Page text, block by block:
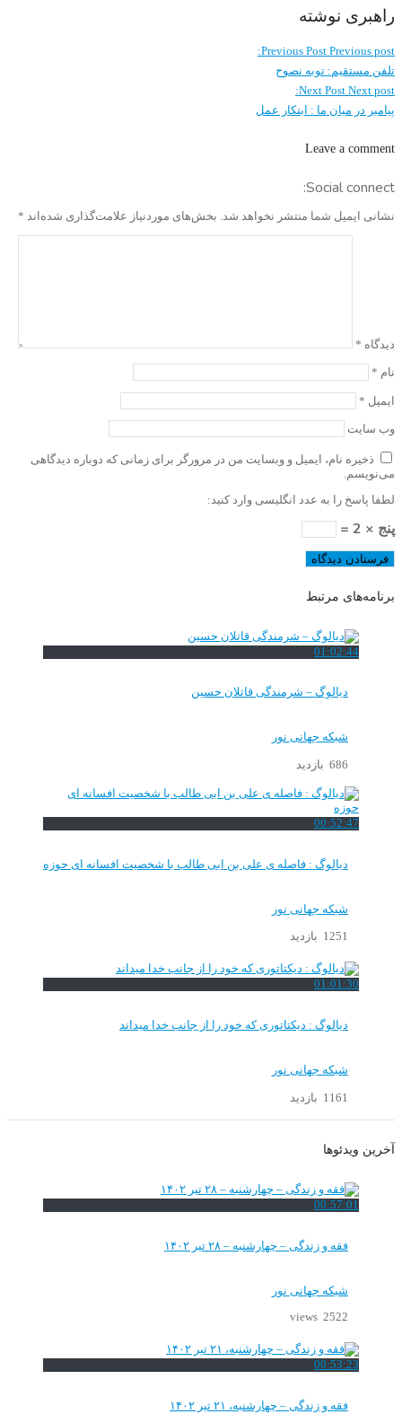
راهبری نوشته
Previous Post Previous post:
تلفن مستقیم: توبه نصوح
Next Post Next post:
پیامبر در میان ما : ابتکار عمل
Leave a comment
Social connect:
نشانی ایمیل شما منتشر نخواهد شد. بخش‌های موردنیاز علامت‌گذاری شده‌اند *
دیدگاه *
نام *
ایمیل *
وب‌ سایت
ذخیره نام، ایمیل و وبسایت من در مرورگر برای زمانی که دوباره دیدگاهی
می‌نویسم.
لطفا پاسخ را به عدد انگلیسی وارد کنید:
پنج × 2 =
برنامه‌های مرتبط
01:02:44
دیالوگ – شرمندگی قاتلان حسین
شبکه جهانی نور
686 بازدید
00:52:47
دیالوگ : فاصله ی علی بن ابی طالب با شخصیت افسانه ای حوزه
شبکه جهانی نور
1251 بازدید
01:01:30
دیالوگ : دیکتاتوری که خود را از جانب خدا میداند
شبکه جهانی نور
1161 بازدید
آخرین ویدئوها
00:57:01
فقه و زندگی – چهارشنبه – ۲۸ تیر ۱۴۰۲
شبکه جهانی نور
2522 views
00:53:23
فقه و زندگی – چهارشنبه، ۲۱ تیر ۱۴۰۲